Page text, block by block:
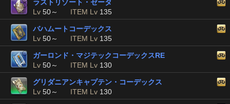
ラストリゾート・ゼータ
Lv 50～ ITEM Lv 135
バハムートコーデックス
Lv 50～ ITEM Lv 135
ガーロンド・マジテックコーデックスRE
Lv 50～ ITEM Lv 130
グリダニアンキャプテン・コーデックス
Lv 50～ ITEM Lv 130